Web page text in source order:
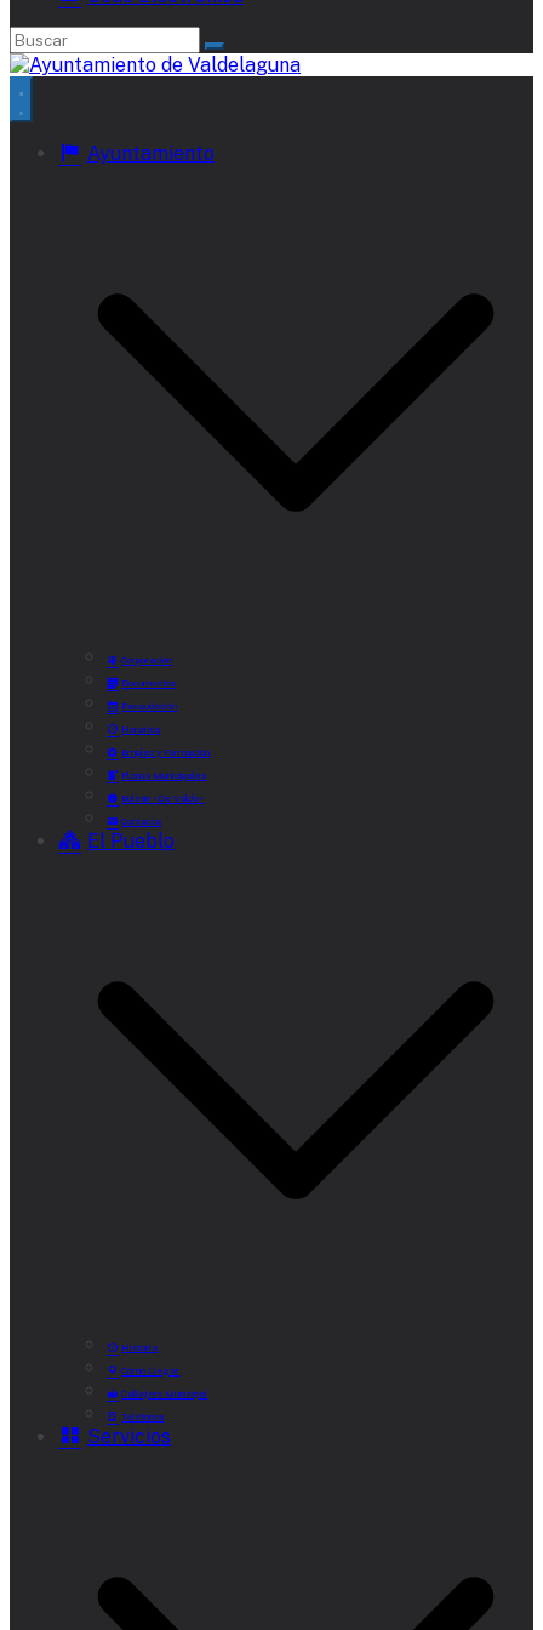
Ayuntamiento
Corporación
Documentos
Recaudación
Horarios
Empleo y Formación
Plenos Municipales
Boletín «De Valde»
Contacta
El Pueblo
Historia
Cómo Llegar
Callejero Municipal
Teléfonos
Servicios